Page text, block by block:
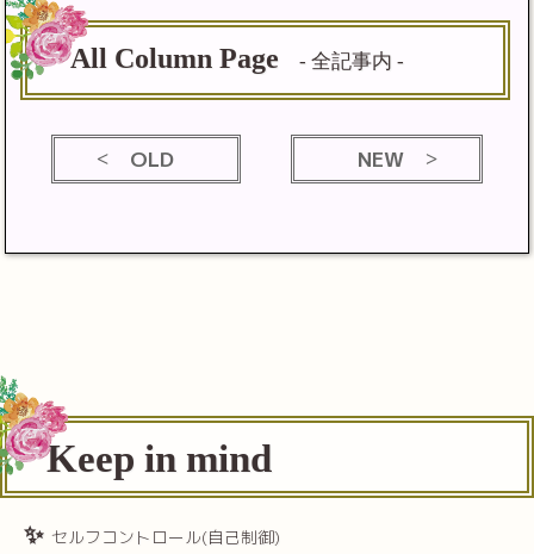
All Column Page - 全記事内 -
OLD NEW
Keep in mind
セルフコントロール(自己制御)